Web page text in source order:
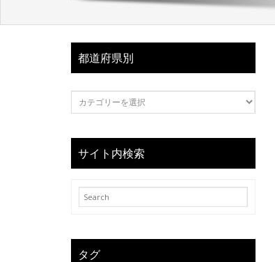
都道府県別
サイト内検索
タグ